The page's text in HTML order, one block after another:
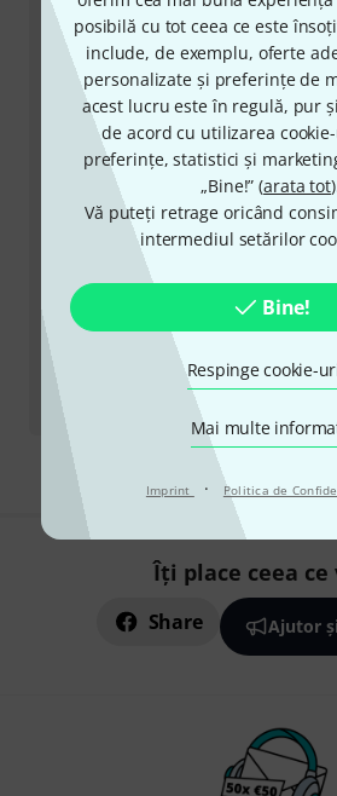
posibilă cu tot ceea ce este
include, de exemplu, oferte
personalizate și preferințe de
acest lucru este în regulă, pur
de acord cu utilizarea
preferințe, statistici și
„Bine!” (arata tot
Vă puteți retrage oricând
intermediul setărilor
Bine!
Respinge cookie-
Mai multe
Imprint · Politica de
Pregătiți număr client
Ore de Program (CEST - Ora de
din Europa Centrală)
Solicită să fii contactat
Alte moduri de a ne contacta
Returnează produs
Toate contactele
Îți place ceea ce
Share Ajutor